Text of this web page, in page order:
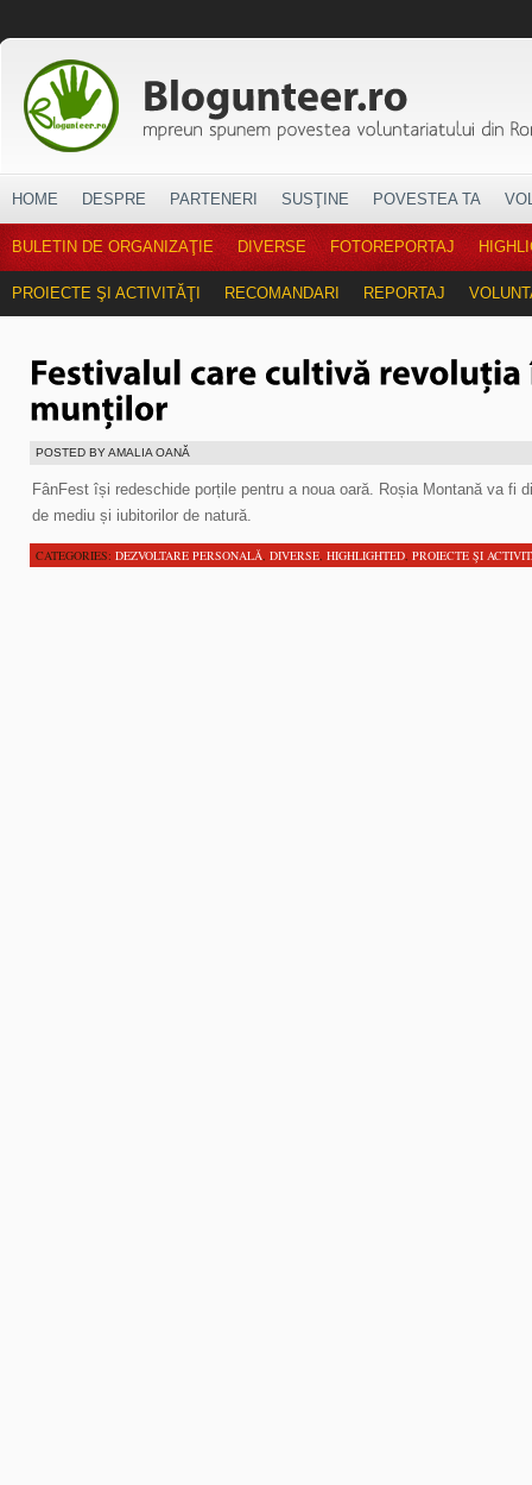
HOME DESPRE PARTENERI SUSŢINE POVESTEA TA
BULETIN DE ORGANIZAŢIE DIVERSE FOTOREPORTAJ
PROIECTE ŞI ACTIVITĂŢI RECOMANDARI REPORTAJ
POSTED BY AMALIA OANĂ
FânFest își redeschide porțile pentru a noua oară. Roșia Montană va fi
de mediu și iubitorilor de natură.
CATEGORIES: DEZVOLTARE PERSONALĂ, DIVERSE, HIGHLIGHTED, PROIECTE ŞI